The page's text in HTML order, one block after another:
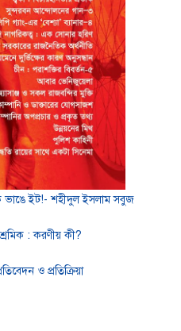
ভাঙে ইট!- শহীদুল ইসলাম সবুজ
: করণীয় কী?
ও প্রতিক্রিয়া